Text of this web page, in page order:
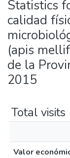
Statistics
calidad
(apis
de la
2015
Total visits
Valor